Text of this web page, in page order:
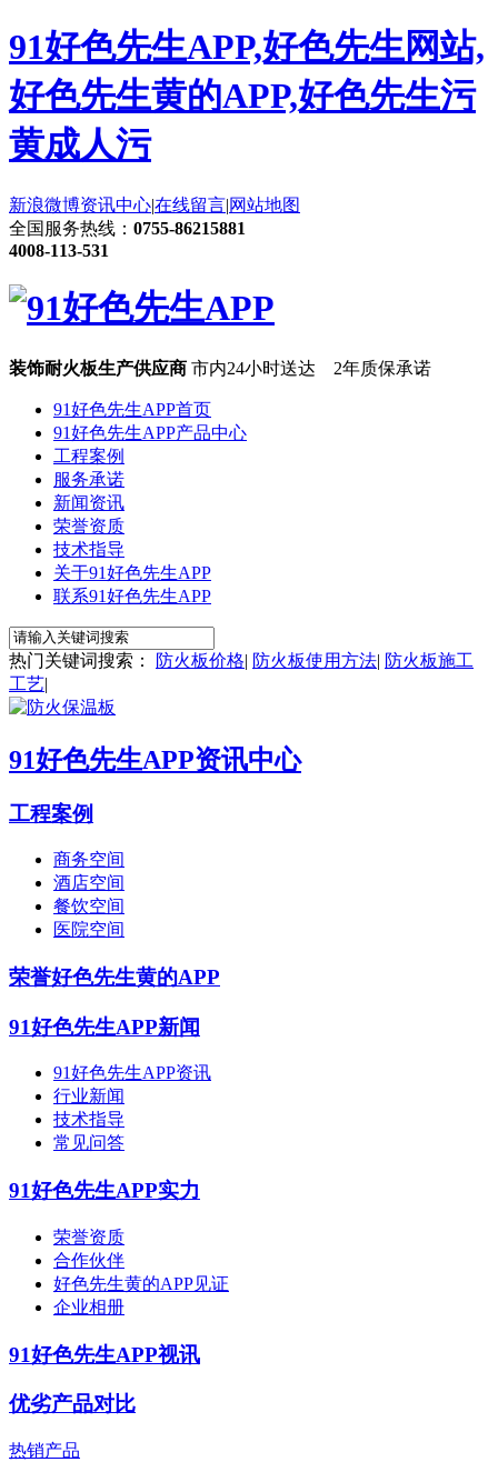
91好色先生APP,好色先生网站,
好色先生黄的APP,好色先生污
黄成人污
新浪微博资讯中心|在线留言|网站地图
全国服务热线： 0755-86215881
4008-113-531
装饰耐火板生产供应商 市内24小时送达 2年质保承诺
91好色先生APP首页
91好色先生APP产品中心
工程案例
服务承诺
新闻资讯
荣誉资质
技术指导
关于91好色先生APP
联系91好色先生APP
热门关键词搜索： 防火板价格| 防火板使用方法| 防火板施工
工艺|
91好色先生APP资讯中心
工程案例
商务空间
酒店空间
餐饮空间
医院空间
荣誉好色先生黄的APP
91好色先生APP新闻
91好色先生APP资讯
行业新闻
技术指导
常见问答
91好色先生APP实力
荣誉资质
合作伙伴
好色先生黄的APP见证
企业相册
91好色先生APP视讯
优劣产品对比
热销产品